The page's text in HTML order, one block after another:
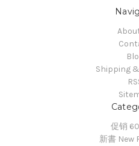
Shipping
促销
新書 New